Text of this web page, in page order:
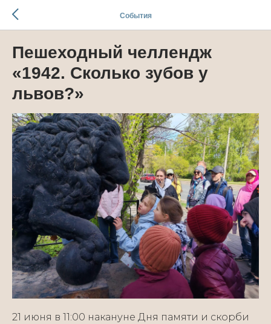
События
Пешеходный челлендж
«1942. Сколько зубов у
львов?»
21 июня в 11:00 накануне Дня памяти и скорби